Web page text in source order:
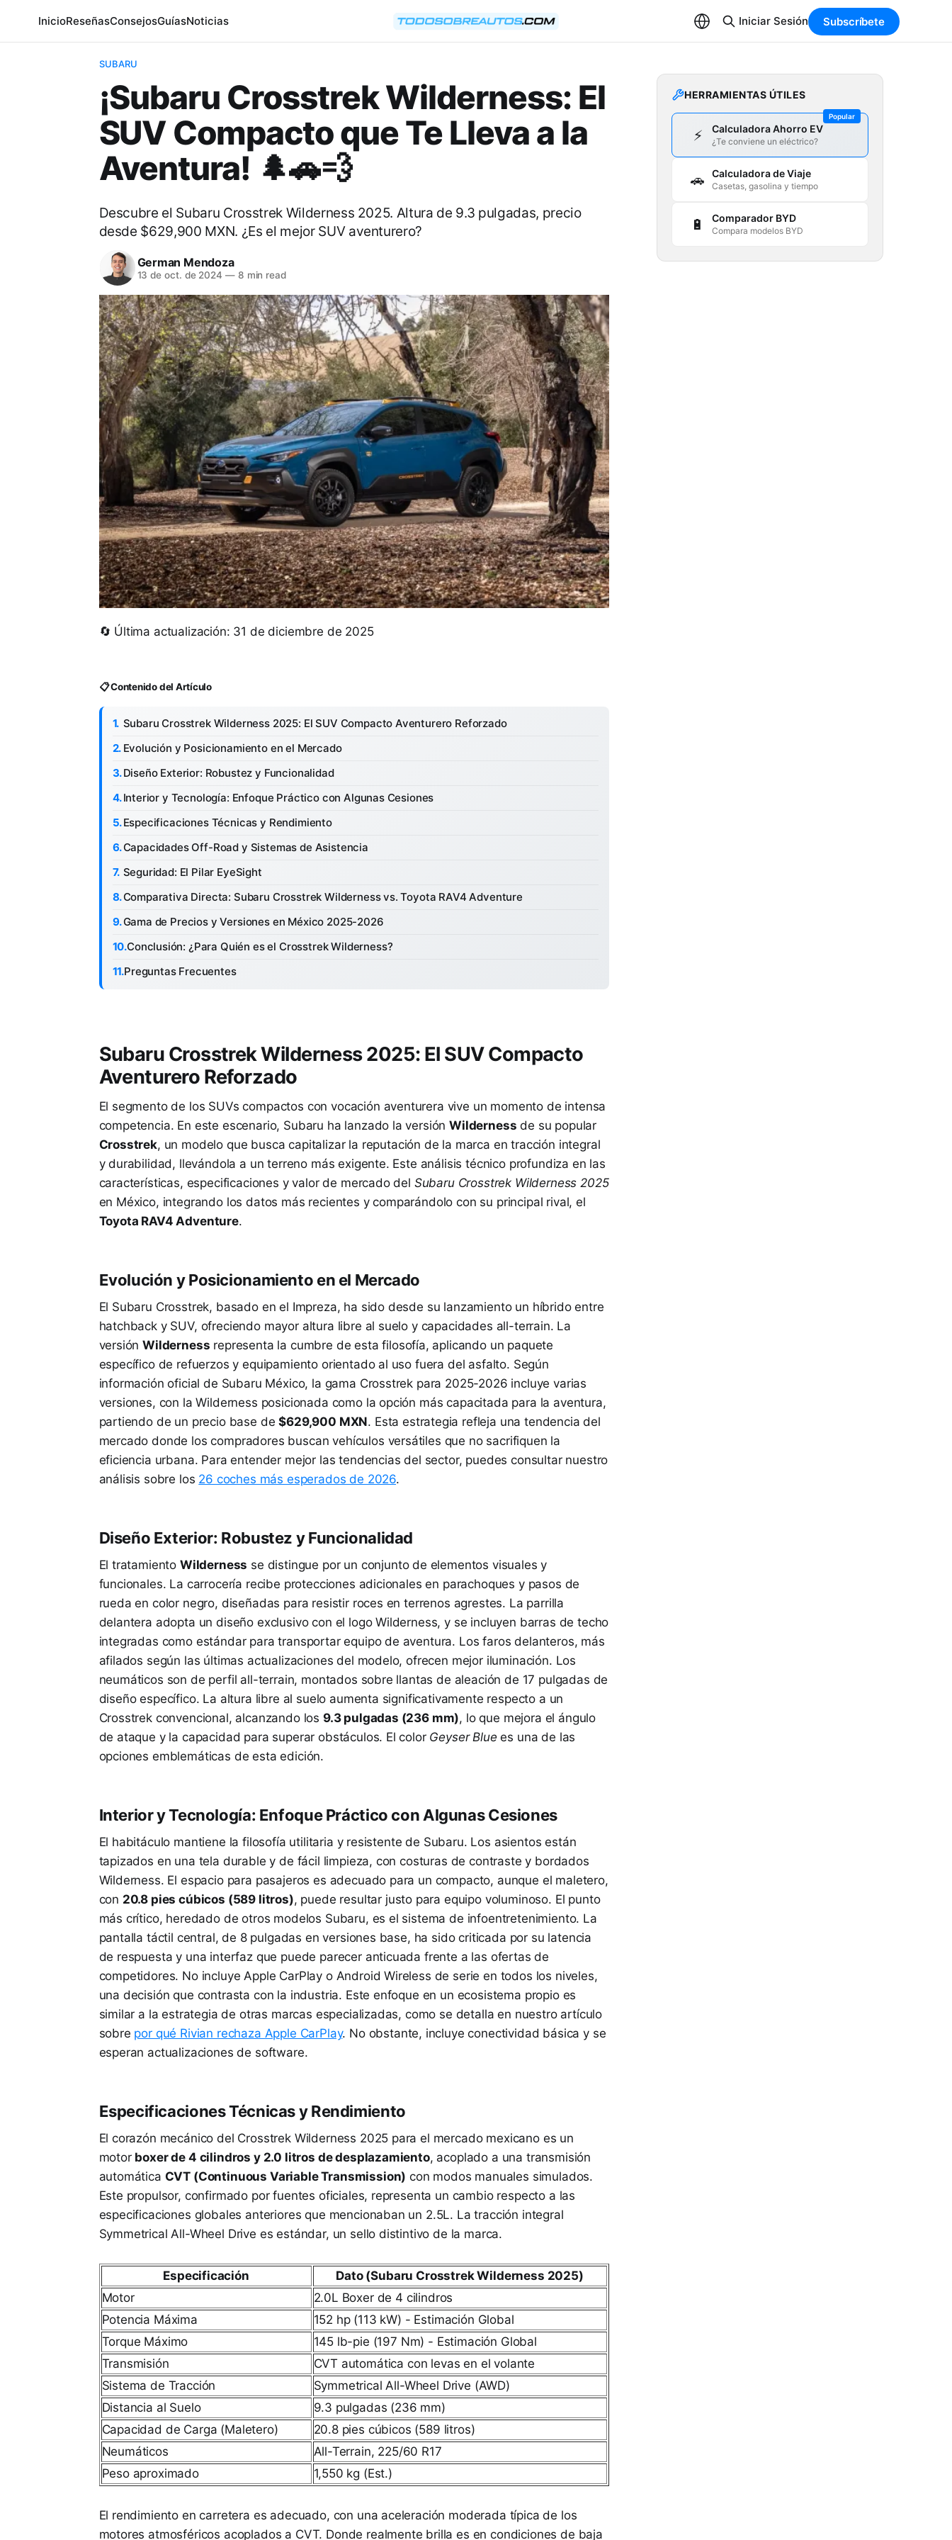
InicioReseñasConsejosGuíasNoticias Iniciar Sesión Subscríbete
SUBARU
¡Subaru Crosstrek Wilderness: El
SUV Compacto que Te Lleva a la
Aventura! 🌲🚗💨
Descubre el Subaru Crosstrek Wilderness 2025. Altura de 9.3 pulgadas, precio
desde $629,900 MXN. ¿Es el mejor SUV aventurero?
German Mendoza
13 de oct. de 2024 —8 min read
🔄 Última actualización: 31 de diciembre de 2025
📋 Contenido del Artículo
Subaru Crosstrek Wilderness 2025: El SUV Compacto Aventurero Reforzado
Evolución y Posicionamiento en el Mercado
Diseño Exterior: Robustez y Funcionalidad
Interior y Tecnología: Enfoque Práctico con Algunas Cesiones
Especificaciones Técnicas y Rendimiento
Capacidades Off-Road y Sistemas de Asistencia
Seguridad: El Pilar EyeSight
Comparativa Directa: Subaru Crosstrek Wilderness vs. Toyota RAV4 Adventure
Gama de Precios y Versiones en México 2025-2026
Conclusión: ¿Para Quién es el Crosstrek Wilderness?
Preguntas Frecuentes
Subaru Crosstrek Wilderness 2025: El SUV Compacto
Aventurero Reforzado
El segmento de los SUVs compactos con vocación aventurera vive un momento de intensa
competencia. En este escenario, Subaru ha lanzado la versiónWilderness de su popular
Crosstrek, un modelo que busca capitalizar la reputación de la marca en tracción integral
y durabilidad, llevándola a un terreno más exigente. Este análisis técnico profundiza en las
características, especificaciones y valor de mercado del Subaru Crosstrek Wilderness 2025
en México, integrando los datos más recientes y comparándolo con su principal rival, el
Toyota RAV4 Adventure.
Evolución y Posicionamiento en el Mercado
El Subaru Crosstrek, basado en el Impreza, ha sido desde su lanzamiento un híbrido entre
hatchback y SUV, ofreciendo mayor altura libre al suelo y capacidades all-terrain. La
versiónWilderness representa la cumbre de esta filosofía, aplicando un paquete
específico de refuerzos y equipamiento orientado al uso fuera del asfalto. Según
información oficial de Subaru México, la gama Crosstrek para 2025-2026 incluye varias
versiones, con la Wilderness posicionada como la opción más capacitada para la aventura,
partiendo de un precio base de$629,900 MXN. Esta estrategia refleja una tendencia del
mercado donde los compradores buscan vehículos versátiles que no sacrifiquen la
eficiencia urbana. Para entender mejor las tendencias del sector, puedes consultar nuestro
análisis sobre los 26 coches más esperados de 2026.
Diseño Exterior: Robustez y Funcionalidad
El tratamiento Wilderness se distingue por un conjunto de elementos visuales y
funcionales. La carrocería recibe protecciones adicionales en parachoques y pasos de
rueda en color negro, diseñadas para resistir roces en terrenos agrestes. La parrilla
delantera adopta un diseño exclusivo con el logo Wilderness, y se incluyen barras de techo
integradas como estándar para transportar equipo de aventura. Los faros delanteros, más
afilados según las últimas actualizaciones del modelo, ofrecen mejor iluminación. Los
neumáticos son de perfil all-terrain, montados sobre llantas de aleación de 17 pulgadas de
diseño específico. La altura libre al suelo aumenta significativamente respecto a un
Crosstrek convencional, alcanzando los 9.3 pulgadas (236 mm), lo que mejora el ángulo
de ataque y la capacidad para superar obstáculos. El color Geyser Blue es una de las
opciones emblemáticas de esta edición.
Interior y Tecnología: Enfoque Práctico con Algunas Cesiones
El habitáculo mantiene la filosofía utilitaria y resistente de Subaru. Los asientos están
tapizados en una tela durable y de fácil limpieza, con costuras de contraste y bordados
Wilderness. El espacio para pasajeros es adecuado para un compacto, aunque el maletero,
con 20.8 pies cúbicos (589 litros), puede resultar justo para equipo voluminoso. El punto
más crítico, heredado de otros modelos Subaru, es el sistema de infoentretenimiento. La
pantalla táctil central, de 8 pulgadas en versiones base, ha sido criticada por su latencia
de respuesta y una interfaz que puede parecer anticuada frente a las ofertas de
competidores. No incluye Apple CarPlay o Android Wireless de serie en todos los niveles,
una decisión que contrasta con la industria. Este enfoque en un ecosistema propio es
similar a la estrategia de otras marcas especializadas, como se detalla en nuestro artículo
sobre por qué Rivian rechaza Apple CarPlay. No obstante, incluye conectividad básica y se
esperan actualizaciones de software.
Especificaciones Técnicas y Rendimiento
El corazón mecánico del Crosstrek Wilderness 2025 para el mercado mexicano es un
motor boxer de 4 cilindros y 2.0 litros de desplazamiento, acoplado a una transmisión
automática CVT (Continuous Variable Transmission) con modos manuales simulados.
Este propulsor, confirmado por fuentes oficiales, representa un cambio respecto a las
especificaciones globales anteriores que mencionaban un 2.5L. La tracción integral
Symmetrical All-Wheel Drive es estándar, un sello distintivo de la marca.
Especificación
Dato (Subaru Crosstrek Wilderness 2025)
Motor
2.0L Boxer de 4 cilindros
Potencia Máxima
152 hp (113 kW) - Estimación Global
Torque Máximo
145 lb-pie (197 Nm) - Estimación Global
Transmisión
CVT automática con levas en el volante
Sistema de Tracción
Symmetrical All-Wheel Drive (AWD)
Distancia al Suelo
9.3 pulgadas (236 mm)
Capacidad de Carga (Maletero)
20.8 pies cúbicos (589 litros)
Neumáticos
All-Terrain, 225/60 R17
Peso aproximado
1,550 kg (Est.)
El rendimiento en carretera es adecuado, con una aceleración moderada típica de los
motores atmosféricos acoplados a CVT. Donde realmente brilla es en condiciones de baja
HERRAMIENTAS ÚTILES
Popular
⚡ Calculadora Ahorro EV
¿Te conviene un eléctrico?
🚗 Calculadora de Viaje
Casetas, gasolina y tiempo
🔋 Comparador BYD
Compara modelos BYD